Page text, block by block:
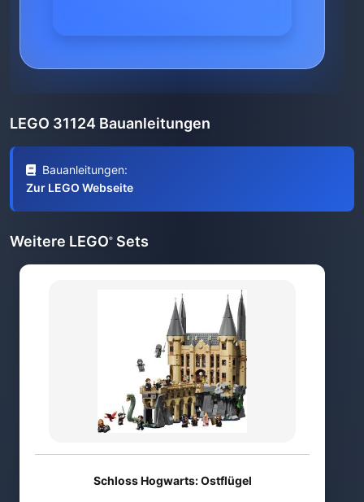
LEGO 31124 Bauanleitungen
Bauanleitungen:
Zur LEGO Webseite
Weitere LEGO® Sets
Schloss Hogwarts: Ostflügel